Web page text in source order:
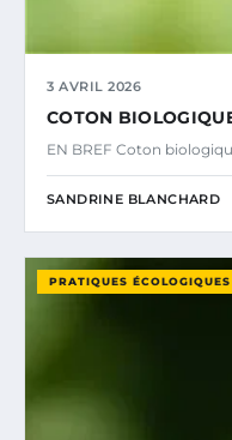
3 AVRIL 2026
COTON
EN BREF Coton
SANDRINE BLANCHARD
PRATIQUES ÉCOLOGIQUES